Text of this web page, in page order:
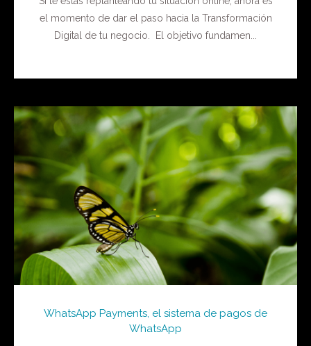
el momento de dar el paso hacia la Transformación
Digital de tu negocio. El objetivo fundamen...
WhatsApp Payments, el sistema de pagos de
WhatsApp